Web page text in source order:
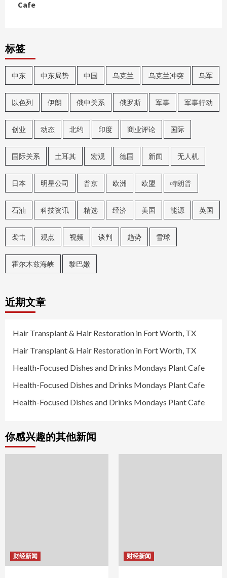
Cafe
标签
中东 中东局势 中国 乌克兰 乌克兰冲突 乌军
以色列 伊朗 俄中关系 俄罗斯 军事 军事行动
创业 动态 北约 印度 商业评论 国际
国际关系 土耳其 宏观 德国 新闻 无人机
日本 明星公司 普京 欧洲 欧盟 特朗普
石油 科技资讯 精选 经济 美国 能源 英国
袭击 观点 视频 谈判 趋势 雪球
霍尔木兹海峡 黎巴嫩
近期文章
Hair Transplant & Hair Restoration in Fort Worth, TX
Hair Transplant & Hair Restoration in Fort Worth, TX
Health-Focused Dishes and Drinks Mondays Plant Cafe
Health-Focused Dishes and Drinks Mondays Plant Cafe
Health-Focused Dishes and Drinks Mondays Plant Cafe
你感兴趣的其他新闻
财经新闻 财经新闻